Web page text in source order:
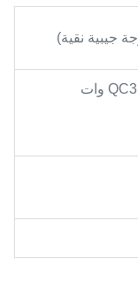
منفذ يو اس بي: QC3.0 22.5 وات